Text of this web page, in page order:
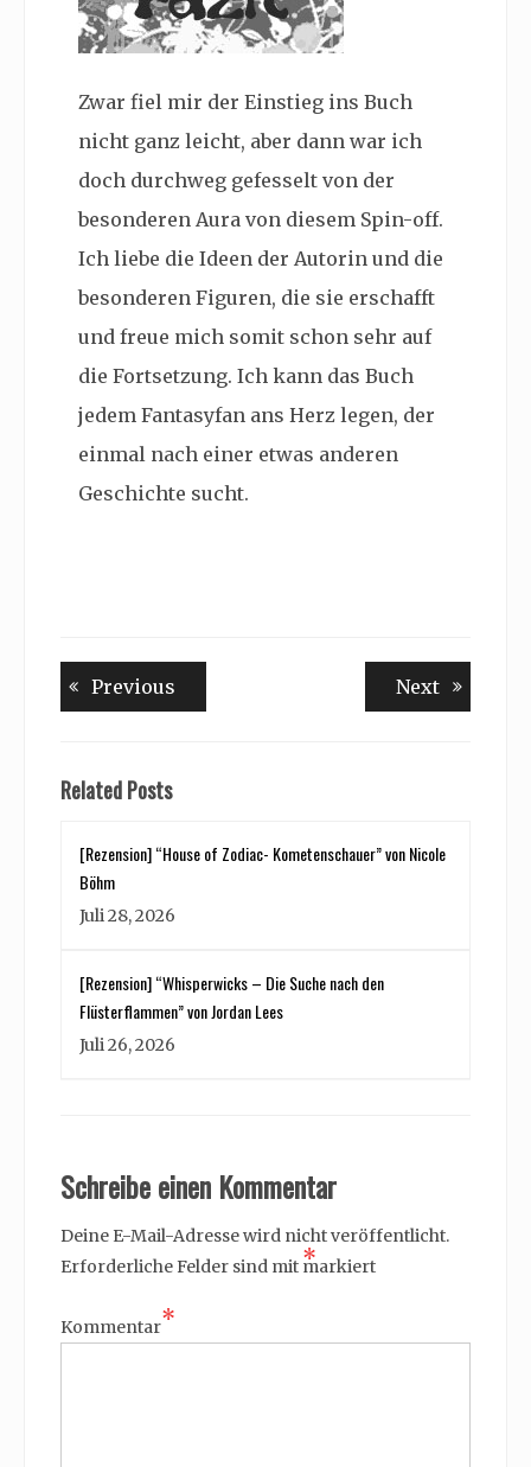
Zwar fiel mir der Einstieg ins Buch
nicht ganz leicht, aber dann war ich
doch durchweg gefesselt von der
besonderen Aura von diesem Spin-off.
Ich liebe die Ideen der Autorin und die
besonderen Figuren, die sie erschafft
und freue mich somit schon sehr auf
die Fortsetzung. Ich kann das Buch
jedem Fantasyfan ans Herz legen, der
einmal nach einer etwas anderen
Geschichte sucht.
Beitragsnavigation
Previous NextNext
Related Posts
[Rezension] “House of Zodiac- Kometenschauer” von Nicole
Böhm
Juli 28, 2026
[Rezension] “Whisperwicks – Die Suche nach den
Flüsterflammen” von Jordan Lees
Juli 26, 2026
Schreibe einen Kommentar
Deine E-Mail-Adresse wird nicht veröffentlicht.
Erforderliche Felder sind mit *
markiert
Kommentar*